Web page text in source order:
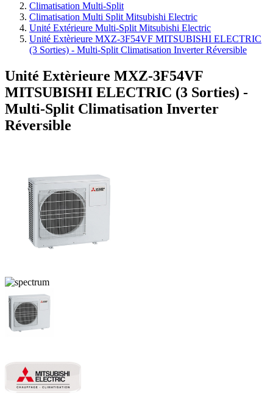
Climatisation Multi-Split
Climatisation Multi Split Mitsubishi Electric
Unité Extérieure Multi-Split Mitsubishi Electric
Unité Extèrieure MXZ-3F54VF MITSUBISHI ELECTRIC
(3 Sorties) - Multi-Split Climatisation Inverter Réversible
Unité Extèrieure MXZ-3F54VF
MITSUBISHI ELECTRIC (3 Sorties) -
Multi-Split Climatisation Inverter
Réversible